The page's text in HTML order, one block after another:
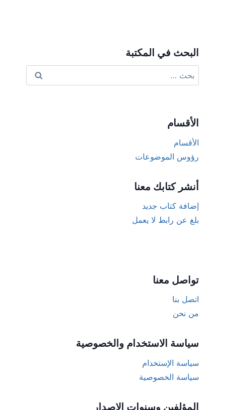
البحث في المكتبة
عن:
الأقسام
الأقسام
رؤوس الموضوعات
أنشر كتابك معنا
إضافة كتاب جديد
بلغ عن رابط لا يعمل
تواصل معنا
اتصل بنا
من نحن
سياسة الاستخدام والخصوصية
سياسة الإستخدام
سياسة الخصوصية
المؤلفين وسنوات الإصدار